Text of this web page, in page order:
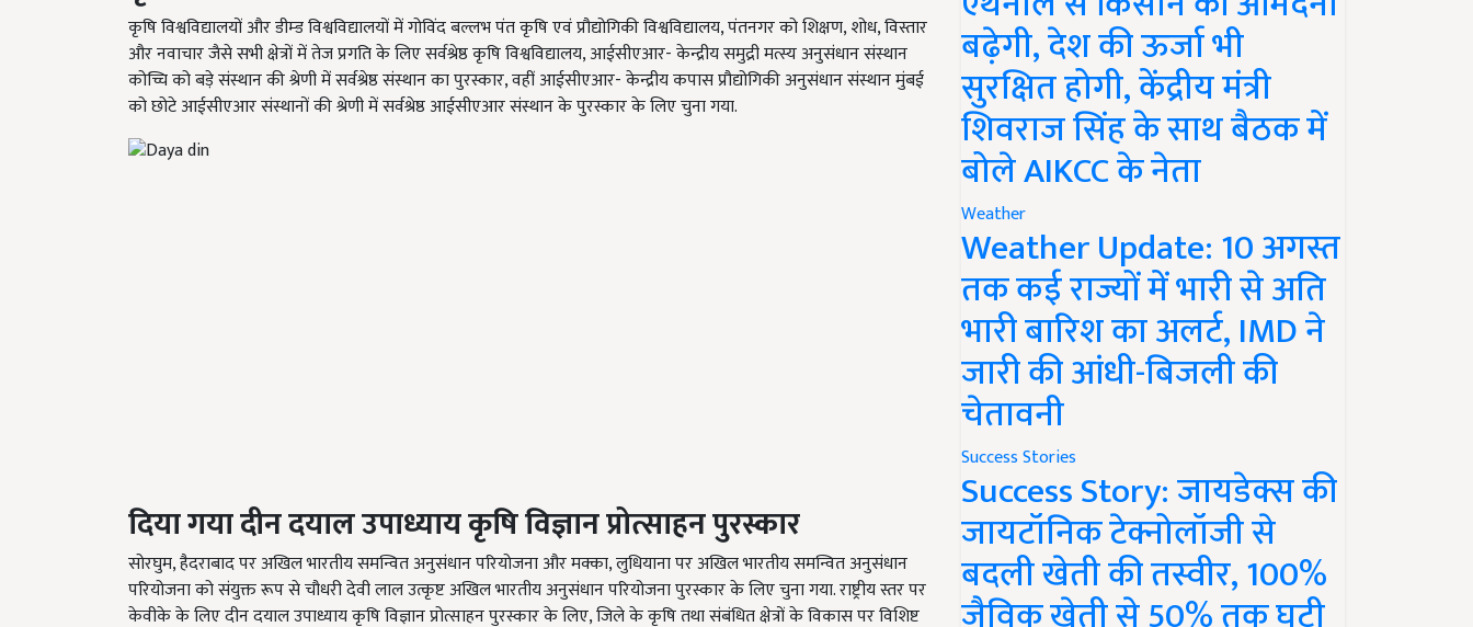
कृषि विश्वविद्यालयों और डीम्ड विश्वविद्यालयों में गोविंद बल्लभ पंत कृषि एवं प्रौद्योगिकी विश्वविद्यालय, पंतनगर को शिक्षण, शोध, विस्तार
और नवाचार जैसे सभी क्षेत्रों में तेज प्रगति के लिए सर्वश्रेष्ठ कृषि विश्वविद्यालय, आईसीएआर- केन्द्रीय समुद्री मत्स्य अनुसंधान संस्थान
कोच्चि को बड़े संस्थान की श्रेणी में सर्वश्रेष्ठ संस्थान का पुरस्कार, वहीं आईसीएआर- केन्द्रीय कपास प्रौद्योगिकी अनुसंधान संस्थान मुंबई
को छोटे आईसीएआर संस्थानों की श्रेणी में सर्वश्रेष्ठ आईसीएआर संस्थान के पुरस्कार के लिए चुना गया.
दिया गयादीन दयाल उपाध्याय कृषि विज्ञान प्रोत्साहन पुरस्कार
सोरघुम, हैदराबाद पर अखिल भारतीय समन्वित अनुसंधान परियोजना और मक्का, लुधियाना पर अखिल भारतीय समन्वित अनुसंधान
परियोजना को संयुक्त रूप से चौधरी देवी लाल उत्कृष्ट अखिल भारतीय अनुसंधान परियोजना पुरस्कार के लिए चुना गया. राष्ट्रीय स्तर पर
केवीके के लिए दीन दयाल उपाध्याय कृषि विज्ञान प्रोत्साहन पुरस्कार के लिए, जिले के कृषि तथा संबंधित क्षेत्रों के विकास पर विशिष्ट
बढ़ेगी, देश की ऊर्जा भी
सुरक्षित होगी, केंद्रीय मंत्री
शिवराज सिंह के साथ बैठक में
बोले AIKCC के नेता
Weather
Weather Update: 10 अगस्त
तक कई राज्यों में भारी से अति
भारी बारिश का अलर्ट, IMD ने
जारी की आंधी-बिजली की
चेतावनी
Success Stories
Success Story: जायडेक्स की
जायटॉनिक टेक्नोलॉजी से
बदली खेती की तस्वीर, 100%